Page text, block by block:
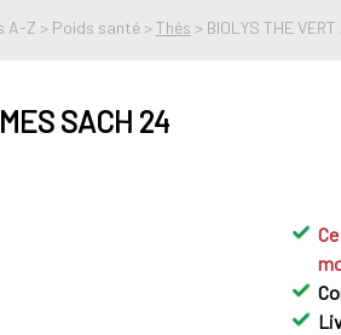
A-Z > Poids santé >Thés > BIOLYS THE
SACH 24